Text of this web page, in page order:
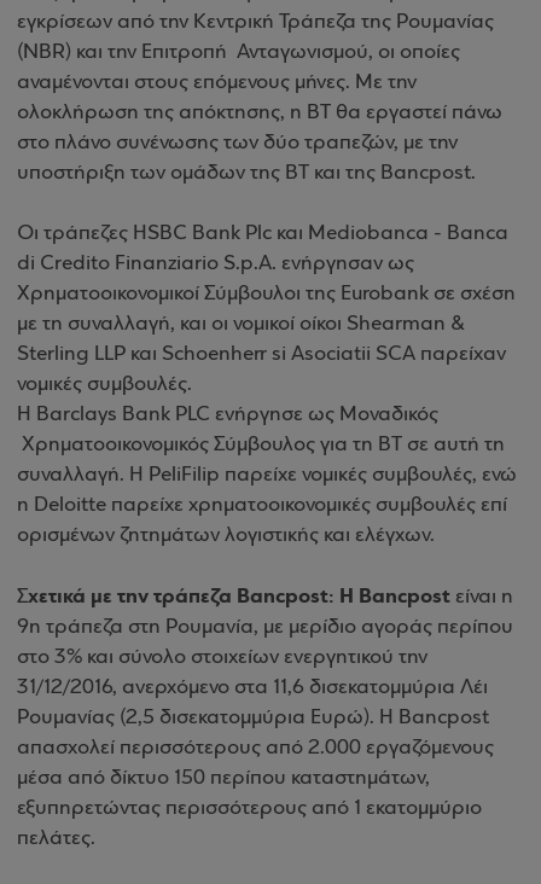
εγκρίσεων από την Κεντρική Τράπεζα της Ρουμανίας
(NBR) και την Επιτροπή Ανταγωνισμού, οι οποίες
αναμένονται στους επόμενους μήνες. Με την
ολοκλήρωση της απόκτησης, η ΒΤ θα εργαστεί πάνω
στο πλάνο συνένωσης των δύο τραπεζών, με την
υποστήριξη των ομάδων της ΒΤ και της Bancpost.
Οι τράπεζες HSBC Bank Plc και Mediobanca - Banca
di Credito Finanziario S.p.A. ενήργησαν ως
Χρηματοοικονομικοί Σύμβουλοι της Eurobank σε σχέση
με τη συναλλαγή, και οι νομικοί οίκοι Shearman &
Sterling LLP και Schoenherr si Asociatii SCA παρείχαν
νομικές συμβουλές.
Η Barclays Bank PLC ενήργησε ως Μοναδικός
Χρηματοοικονομικός Σύμβουλος για τη ΒΤ σε αυτή τη
συναλλαγή. Η PeliFilip παρείχε νομικές συμβουλές, ενώ
η Deloitte παρείχε χρηματοοικονομικές συμβουλές επί
ορισμένων ζητημάτων λογιστικής και ελέγχων.
Σχετικά με την τράπεζα Bancpost: Η Bancpost είναι η
9η τράπεζα στη Ρουμανία, με μερίδιο αγοράς περίπου
στο 3% και σύνολο στοιχείων ενεργητικού την
31/12/2016, ανερχόμενο στα 11,6 δισεκατομμύρια Λέι
Ρουμανίας (2,5 δισεκατομμύρια Ευρώ). Η Bancpost
απασχολεί περισσότερους από 2.000 εργαζόμενους
μέσα από δίκτυο 150 περίπου καταστημάτων,
εξυπηρετώντας περισσότερους από 1 εκατομμύριο
πελάτες.